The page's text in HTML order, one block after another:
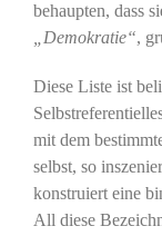
behaupten, dass
„Demokratie“,
Diese Liste ist
mit dem
selbst, so
konstruiert eine
All diese